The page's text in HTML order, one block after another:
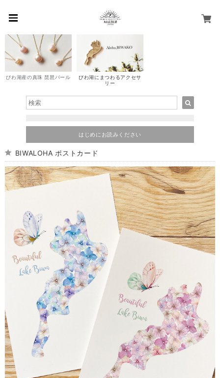
びわ湖産の真珠 琵琶パール
びわ湖にまつわるアクセサ
リー
はじめにお読みください
BIWALOHA ポストカード